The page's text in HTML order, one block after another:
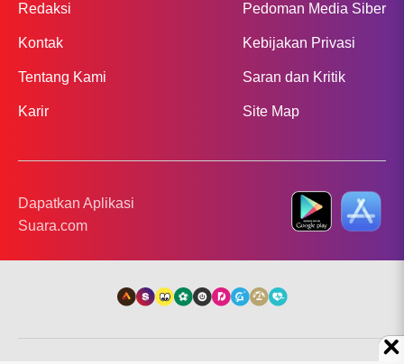
Redaksi
Kontak
Tentang Kami
Karir
Pedoman Media Siber
Kebijakan Privasi
Saran dan Kritik
Site Map
Dapatkan Aplikasi
Suara.com